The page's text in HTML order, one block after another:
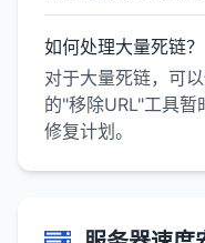
如何处理大量死链？
对于大量死链，可
的"移除URL"工具
修复计划。